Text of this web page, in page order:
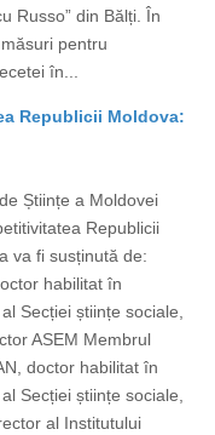
Russo” din Bălți. În
pentru
în...
Republicii Moldova:
Științe a Moldovei
Republicii
va fi susținută de:
habilitat în
Secției științe sociale,
ASEM Membrul
doctor habilitat în
Secției științe sociale,
al Institutului